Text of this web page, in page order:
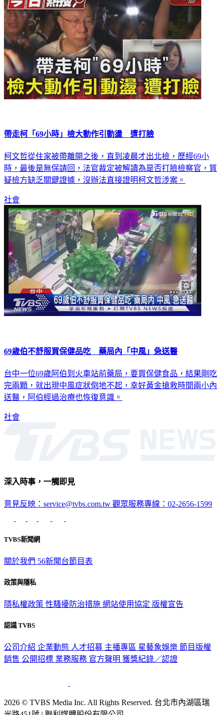
帶走柯「69小時」檢大動作引動盪 遭打臉
柯文哲從住家被帶離開之後，直到凌晨才出北檢，歷經69小
時，最後是無保請回，法官裁定被解讀為是否打臉檢察官，質
疑檢方缺乏關鍵證據，沒辦法直接證明柯文哲涉案。
社會
69歲伯不舒服買保健品吃 藥局內「中風」急送醫
台中一位69歲阿伯到火車站前藥局，要買保健食品，結果剛吃
完兩顆，就出現中風症狀倒地不起，幸好黃金搶救時間兩小內
送醫，阿伯經過治療也恢復意識。
社會
深入時事，一觸即見
意見反映：service@tvbs.com.tw 觀眾服務專線：02-2656-1599
TVBS新聞網
關於我們 56新聞台節目表
政策與隱私
隱私權政策 性騷擾防治措施 網站使用協定 版權宣告
認識 TVBS
公司介紹 企業動態 人才招募 主播專區 星藝象娛樂 節目版權
銷售 公開招標 業務服務 官方聲明 獲獎紀錄／認證
2026 © TVBS Media Inc. All Rights Reserved. 台北市內湖區瑞